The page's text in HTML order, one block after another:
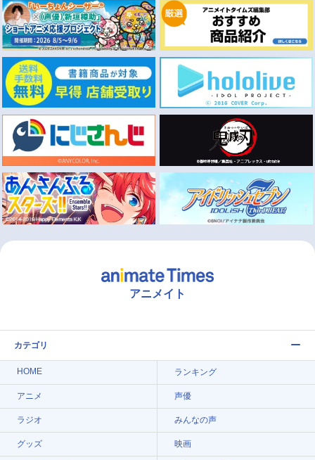
アニメイト
カテゴリ
HOME ランキング
アニメ 声優
ラジオ みんなの声
グッズ 映画